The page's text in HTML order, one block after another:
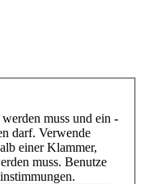
muss und ein -
darf. Verwende
einer Klammer,
muss. Benutze